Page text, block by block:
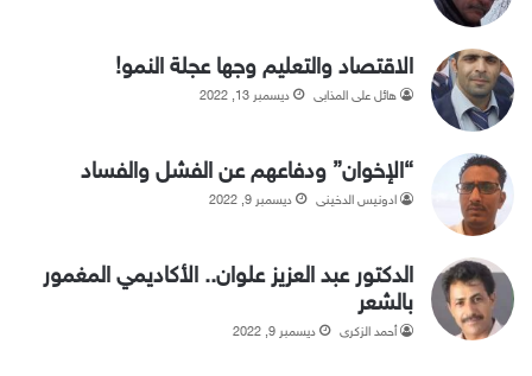
الاقتصاد والتعليم وجها عجلة النمو!
هائل علي المذابي ديسمبر 13, 2022
“الإخوان” ودفاعهم عن الفشل والفساد
ادونيس الدخيني ديسمبر 9, 2022
الدكتور عبد العزيز علوان.. الأكاديمي المغمور
بالشعر
أحمد الزكري ديسمبر 9, 2022